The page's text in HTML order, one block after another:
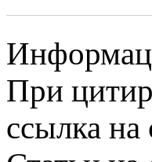
При
ссылка на